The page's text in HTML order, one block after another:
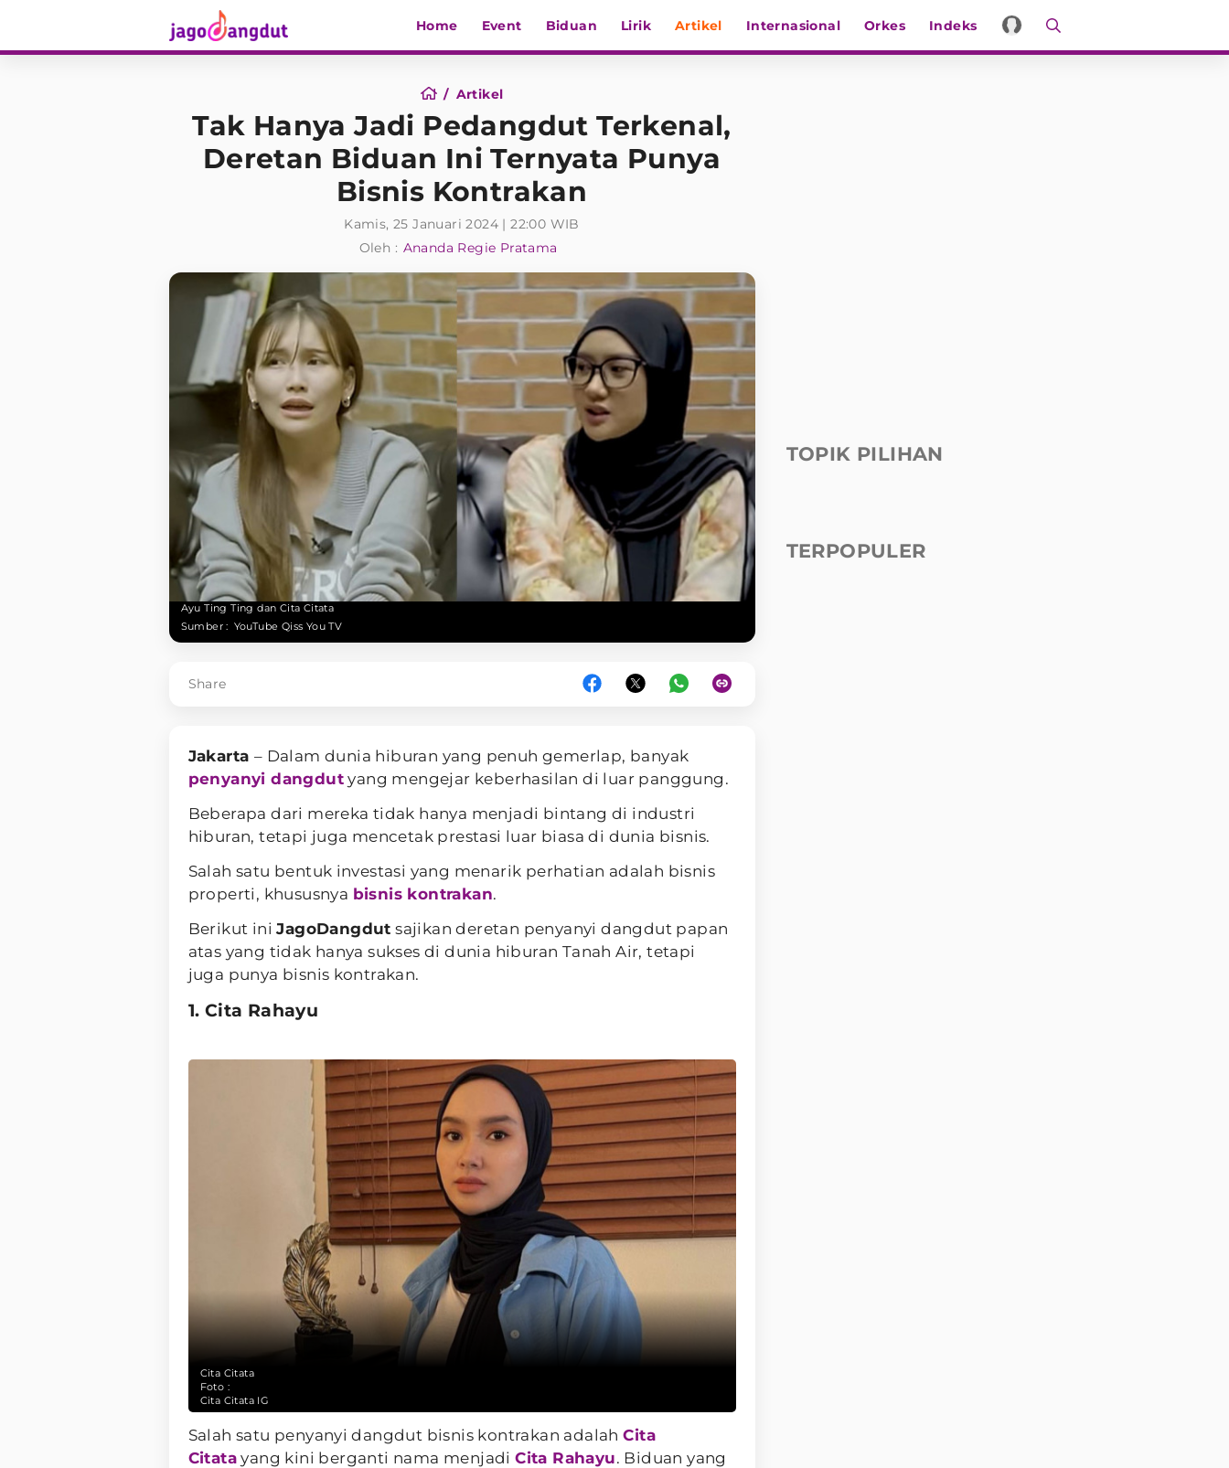
Home Event Biduan Lirik Artikel Internasional Orkes Indeks
Artikel
Tak Hanya Jadi Pedangdut Terkenal,
Deretan Biduan Ini Ternyata Punya
Bisnis Kontrakan
Kamis, 25 Januari 2024 | 22:00 WIB
Oleh : Ananda Regie Pratama
Ayu Ting Ting dan Cita Citata
Sumber : YouTube Qiss You TV
Share
Jakarta – Dalam dunia hiburan yang penuh gemerlap, banyak
penyanyi dangdutyang mengejar keberhasilan di luar panggung.
Beberapa dari mereka tidak hanya menjadi bintang di industri
hiburan, tetapi juga mencetak prestasi luar biasa di dunia bisnis.
Salah satu bentuk investasi yang menarik perhatian adalah bisnis
properti, khususnya bisnis kontrakan.
Berikut iniJagoDangdut sajikan deretan penyanyi dangdut papan
atas yang tidak hanya sukses di dunia hiburan Tanah Air, tetapi
juga punya bisnis kontrakan.
1. Cita Rahayu
Cita Citata
Foto :
Cita Citata IG
Salah satu penyanyi dangdut bisnis kontrakan adalahCita
Citatayang kini berganti nama menjadiCita Rahayu. Biduan yang
TOPIK PILIHAN
TERPOPULER